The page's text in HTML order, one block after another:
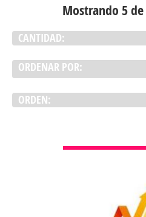
Mostrando 5
CANTIDAD:
ORDENAR POR:
ORDEN: